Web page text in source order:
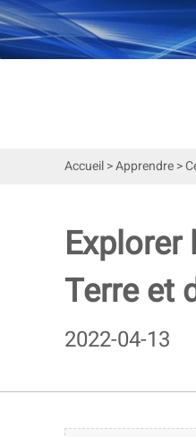
Accueil>Apprendre>
Terre et
2022-04-13